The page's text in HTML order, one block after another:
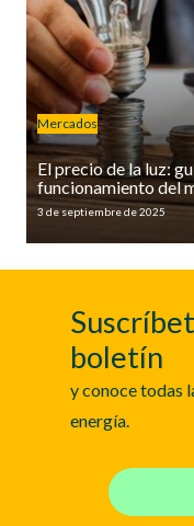
Mercados
El precio de la luz:
funcionamiento del
3 de septiembre de 2025
boletín
y conoce todas
energía.